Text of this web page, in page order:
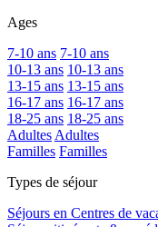
Ages
7-10 ans 7-10 ans
10-13 ans 10-13 ans
13-15 ans 13-15 ans
16-17 ans 16-17 ans
18-25 ans 18-25 ans
Adultes Adultes
Familles Familles
Types de séjour
Séjours en Centres de